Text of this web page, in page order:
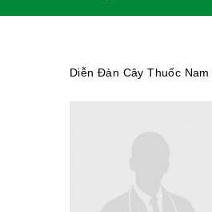
Diễn Đàn Cây Thuốc Nam